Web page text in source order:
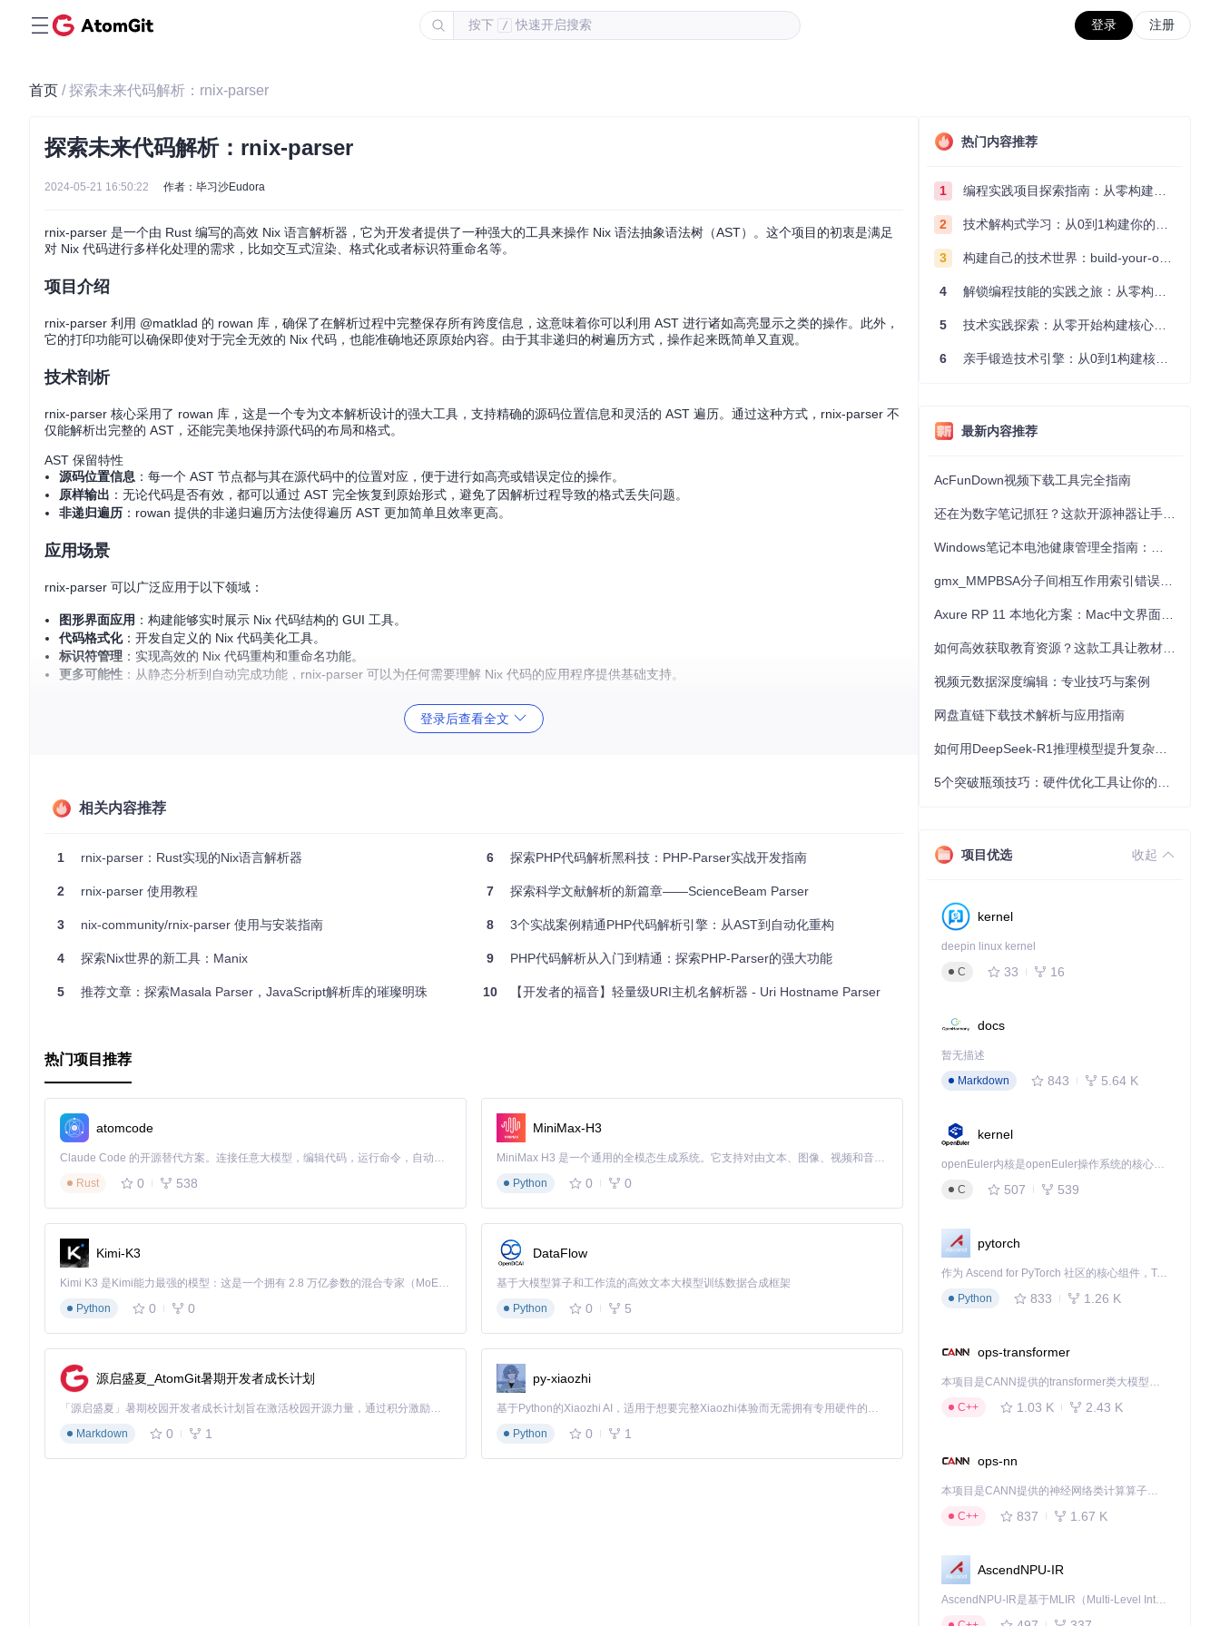
按下 / 快速开启搜索 登录 注册
首页 / 探索未来代码解析：rnix-parser
探索未来代码解析：rnix-parser
2024-05-21 16:50:22 作者：毕习沙Eudora
rnix-parser 是一个由 Rust 编写的高效 Nix 语言解析器，它为开发者提供了一种强大的工具来操作 Nix 语法抽象语法树（AST）。这个项目的初衷是满足
对 Nix 代码进行多样化处理的需求，比如交互式渲染、格式化或者标识符重命名等。
项目介绍
rnix-parser 利用 @matklad 的 rowan 库，确保了在解析过程中完整保存所有跨度信息，这意味着你可以利用 AST 进行诸如高亮显示之类的操作。此外，
它的打印功能可以确保即使对于完全无效的 Nix 代码，也能准确地还原原始内容。由于其非递归的树遍历方式，操作起来既简单又直观。
技术剖析
rnix-parser 核心采用了 rowan 库，这是一个专为文本解析设计的强大工具，支持精确的源码位置信息和灵活的 AST 遍历。通过这种方式，rnix-parser 不
仅能解析出完整的 AST，还能完美地保持源代码的布局和格式。
AST 保留特性
源码位置信息 ：每一个 AST 节点都与其在源代码中的位置对应，便于进行如高亮或错误定位的操作。
原样输出 ：无论代码是否有效，都可以通过 AST 完全恢复到原始形式，避免了因解析过程导致的格式丢失问题。
非递归遍历 ：rowan 提供的非递归遍历方法使得遍历 AST 更加简单且效率更高。
应用场景
rnix-parser 可以广泛应用于以下领域：
图形界面应用 ：构建能够实时展示 Nix 代码结构的 GUI 工具。
代码格式化：开发自定义的 Nix 代码美化工具。
标识符管理 ：实现高效的 Nix 代码重构和重命名功能。
更多可能性 ：从静态分析到自动完成功能，rnix-parser 可以为任何需要理解 Nix 代码的应用程序提供基础支持。
易于上手：清晰的文档示例和简单的 API 设计，让新手也能快速入门。
老手，都值得尝试一下 rnix-parser，体验它带来的高效与便捷。立即加入，一起探索这个开源项目的无限可能吧！
登录后查看全文
相关内容推荐
1 rnix-parser：Rust实现的Nix语言解析器
2 rnix-parser 使用教程
3 nix-community/rnix-parser 使用与安装指南
4 探索Nix世界的新工具：Manix
5 推荐文章：探索Masala Parser，JavaScript解析库的璀璨明珠
6 探索PHP代码解析黑科技：PHP-Parser实战开发指南
7 探索科学文献解析的新篇章——ScienceBeam Parser
8 3个实战案例精通PHP代码解析引擎：从AST到自动化重构
9 PHP代码解析从入门到精通：探索PHP-Parser的强大功能
10 【开发者的福音】轻量级URI主机名解析器 - Uri Hostname Parser
热门项目推荐
atomcode
Claude Code 的开源替代方案。连接任意大模型，编辑代码，运行命令，自动验证 — 全自动执行。用 Rust 构建，极致性能。 ｜ An open-source alternative to Claude Code. Connect any LLM, edit code, run commands, and verify changes — autonomously. Built in Rust for speed. Get Started
Rust
0 538
MiniMax-H3
MiniMax H3 是一个通用的全模态生成系统。它支持对由文本、图像、视频和音频组成的多模态上下文进行统一理解，并能生成分辨率高达 2K、时长可达 15 秒的带原生立体声音频的视频。得益于面向任务泛化的系统设计，H3 在预训练阶段就已具备广泛的多模态上下文理解与生成能力，能够出色地执行复杂的多模态指令。
Python
0 0
Kimi-K3
Kimi K3 是Kimi能力最强的模型：这是一个拥有 2.8 万亿参数的混合专家（MoE）模型，具备原生视觉理解能力，并支持 100 万 token 的上下文窗口。
Python
0 0
DataFlow
基于大模型算子和工作流的高效文本大模型训练数据合成框架
Python
0 5
源启盛夏_AtomGit暑期开发者成长计划
「源启盛夏」暑期校园开发者成长计划旨在激活校园开源力量，通过积分激励、认证扶持、资源倾斜等形式，引导高校组织和开发者完成「入驻 — 建项目 — 做贡献 — 获认证 — 得资源」的完整闭环。无论你是想带领社团入驻平台的组织者，还是希望用代码贡献证明自己的开发者，都能在这里找到属于你的成长路径。
Markdown
0 1
py-xiaozhi
基于Python的Xiaozhi AI，适用于想要完整Xiaozhi体验而无需拥有专用硬件的用户。
Python
0 1
热门内容推荐
1 编程实践项目探索指南：从零构建技术能力体系
2 技术解构式学习：从0到1构建你的编程知识体系
3 构建自己的技术世界：build-your-own-x项目的实践探索指南
4 解锁编程技能的实践之旅：从零构建你的技术世界
5 技术实践探索：从零开始构建核心系统的实践指南
6 亲手锻造技术引擎：从0到1构建核心系统的实践指南
最新内容推荐
AcFunDown视频下载工具完全指南
视频元数据深度编辑：专业技巧与案例
网盘直链下载技术解析与应用指南
项目优选 收起
kernel
deepin linux kernel
C
33 16
docs
暂无描述
Markdown
843 5.64 K
kernel
openEuler内核是openEuler操作系统的核心，既是系统性能与稳定性的基石，也是连接处理器、设备与服务的桥梁。
C
507 539
pytorch
作为 Ascend for PyTorch 社区的核心组件，TorchNPU 是昇腾专为 PyTorch 打造的深度学习适配插件，使 PyTorch 框架能够直接调用昇腾 NPU，为开发者提供昇腾 AI 处理器的超强算力。
Python
833 1.26 K
ops-transformer
本项目是CANN提供的transformer类大模型算子库，实现网络在NPU上加速计算。
C++
1.03 K 2.43 K
ops-nn
本项目是CANN提供的神经网络类计算算子库，实现网络在NPU上加速计算。
C++
837 1.67 K
AscendNPU-IR
AscendNPU-IR是基于MLIR（Multi-Level Intermediate Representation）构建的，面向昇腾亲和算子编译时使用的中间表示，提供昇腾完备表达能力，通过编译优化提升昇腾AI处理器计算效率，支持通过生态框架使能昇腾AI处理器与深度调优